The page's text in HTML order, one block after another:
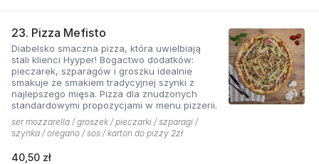
23. Pizza Mefisto
Diabelsko smaczna pizza, która uwielbiają
stali klienci Hyyper! Bogactwo dodatków:
pieczarek, szparagów i groszku idealnie
smakuje ze smakiem tradycyjnej szynki z
najlepszego mięsa. Pizza dla znudzonych
standardowymi propozycjami w menu pizzerii.
ser mozzarella / groszek / pieczarki / szparagi /
szynka / oregano / sos / karton do pizzy 2zł
40,50 zł